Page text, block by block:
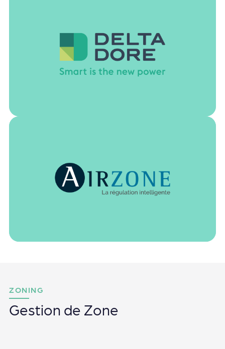
ZONING
Gestion de Zone